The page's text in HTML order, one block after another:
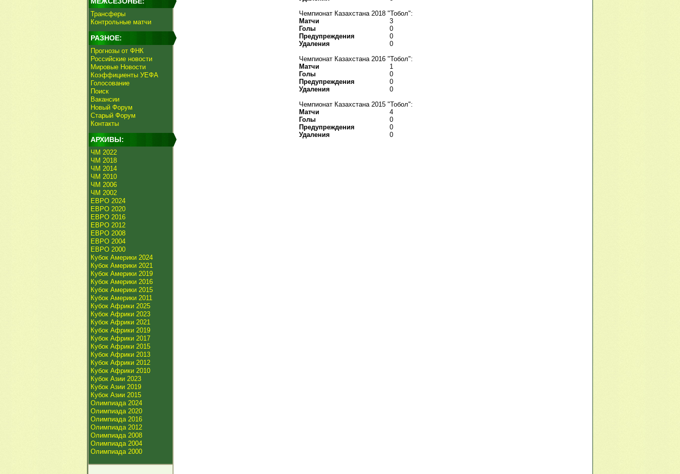
Трансферы
Контрольные матчи
РАЗНОЕ:
Прогнозы от ФНК
Российские новости
Мировые Новости
Коэффициенты УЕФА
Голосование
Поиск
Вакансии
Новый Форум
Старый Форум
Контакты
АРХИВЫ:
ЧМ 2022
ЧМ 2018
ЧМ 2014
ЧМ 2010
ЧМ 2006
ЧМ 2002
ЕВРО 2024
ЕВРО 2020
ЕВРО 2016
ЕВРО 2012
ЕВРО 2008
ЕВРО 2004
ЕВРО 2000
Кубок Америки 2024
Кубок Америки 2021
Кубок Америки 2019
Кубок Америки 2016
Кубок Америки 2015
Кубок Америки 2011
Кубок Африки 2025
Кубок Африки 2023
Кубок Африки 2021
Кубок Африки 2019
Кубок Африки 2017
Кубок Африки 2015
Кубок Африки 2013
Кубок Африки 2012
Кубок Африки 2010
Кубок Азии 2023
Кубок Азии 2019
Кубок Азии 2015
Олимпиада 2024
Олимпиада 2020
Олимпиада 2016
Олимпиада 2012
Олимпиада 2008
Олимпиада 2004
Олимпиада 2000
Чемпионат Казахстана 2018 "Тобол":
Матчи
3
Голы
0
Предупреждения
0
Удаления
0
Чемпионат Казахстана 2016 "Тобол":
Матчи
1
Голы
0
Предупреждения
0
Удаления
0
Чемпионат Казахстана 2015 "Тобол":
Матчи
4
Голы
0
Предупреждения
0
Удаления
0